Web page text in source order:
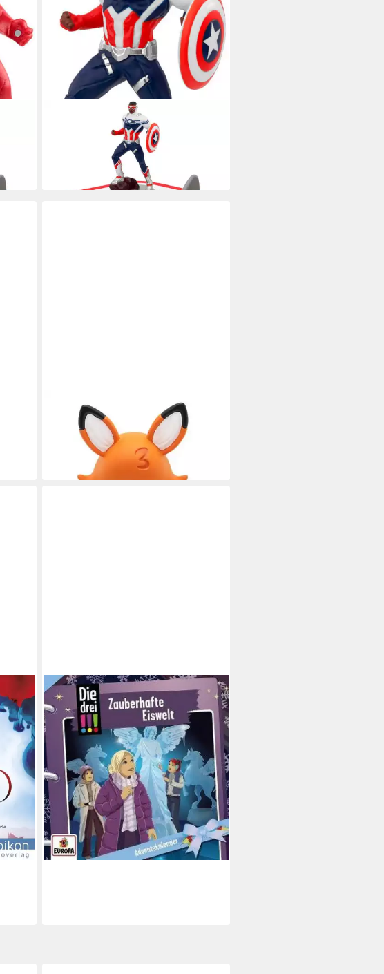
Hörspielfigur Marvel - Captain
lieferbar in 3 Wochen
TONIES
Hörspielfigur 791 Mes comptines
préférées - Pour apprendre [FR]
20,99 €
lieferbar - in 2-3 Werktagen bei dir
-
UNITED SOFT MEDIA
Hörbuch Die drei !!!
Adventskalender: Zauberhafte
Eiswelt
14,99 €
lieferbar - in 2-3 Werktagen bei dir